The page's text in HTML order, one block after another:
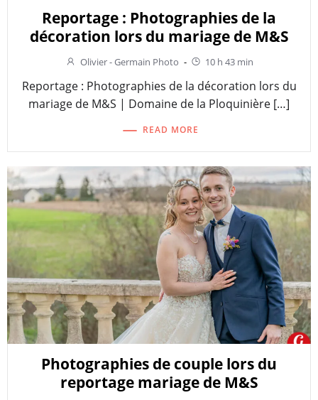
Reportage : Photographies de la
décoration lors du mariage de M&S
Olivier - Germain Photo - 10 h 43 min
Reportage : Photographies de la décoration lors du
mariage de M&S | Domaine de la Ploquinière […]
READ MORE
Photographies de couple lors du
reportage mariage de M&S